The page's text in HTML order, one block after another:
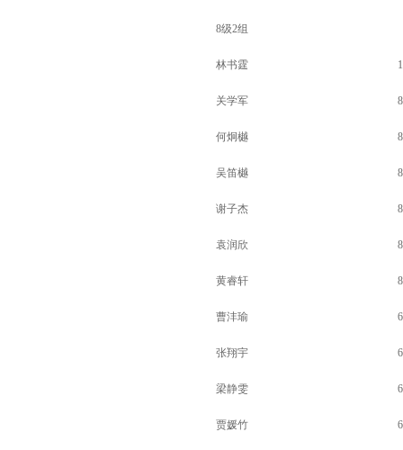
8级2组
林书霆
关学军 8
何炯樾 8
吴笛樾 8
谢子杰 8
袁润欣 8
黄睿轩 8
曹沣瑜 6
张翔宇 6
梁静雯 6
贾媛竹 6